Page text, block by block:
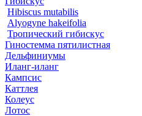
Hibiscus mutabilis
Alyogyne hakeifolia
Тропический гибискус
Гиностемма пятилистная
Дельфиниумы
Иланг-иланг
Кампсис
Каттлея
Колеус
Лотос